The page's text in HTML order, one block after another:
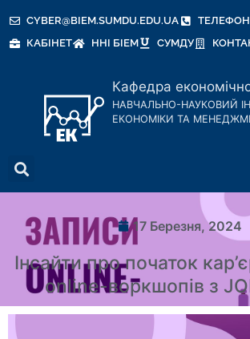
CYBER@BIEM.SUMDU.EDU.UA ТЕЛЕФОН
КАБІНЕТ
ННІ БІЕМ СУМДУ
Кафедра
НАВЧАЛЬНО-НАУКОВИЙ
ЕКОНОМІКИ ТА
17 Березня, 2024
Інсайти про початок
online-воркшопів з